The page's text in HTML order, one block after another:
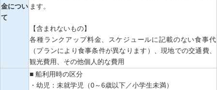
金につい
て
ます。
【含まれないもの】
各種ランクアップ料金、スケジュールに記載のない食事代
（プランにより食事条件が異なります）、現地での交通費、
観光費用、その他個人的な費用
■ 船利用時の区分
・幼児：未就学児（0～6歳以下／小学生未満）